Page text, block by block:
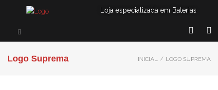
Loja especializada em Baterias
Logo Suprema INICIAL / LOGO SUPREMA